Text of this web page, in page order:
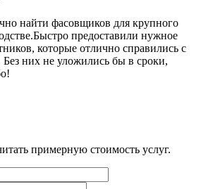
найти фасовщиков для крупного
предоставили нужное
которые отлично справились с
них не уложились бы в сроки,
примерную стоимость услуг.